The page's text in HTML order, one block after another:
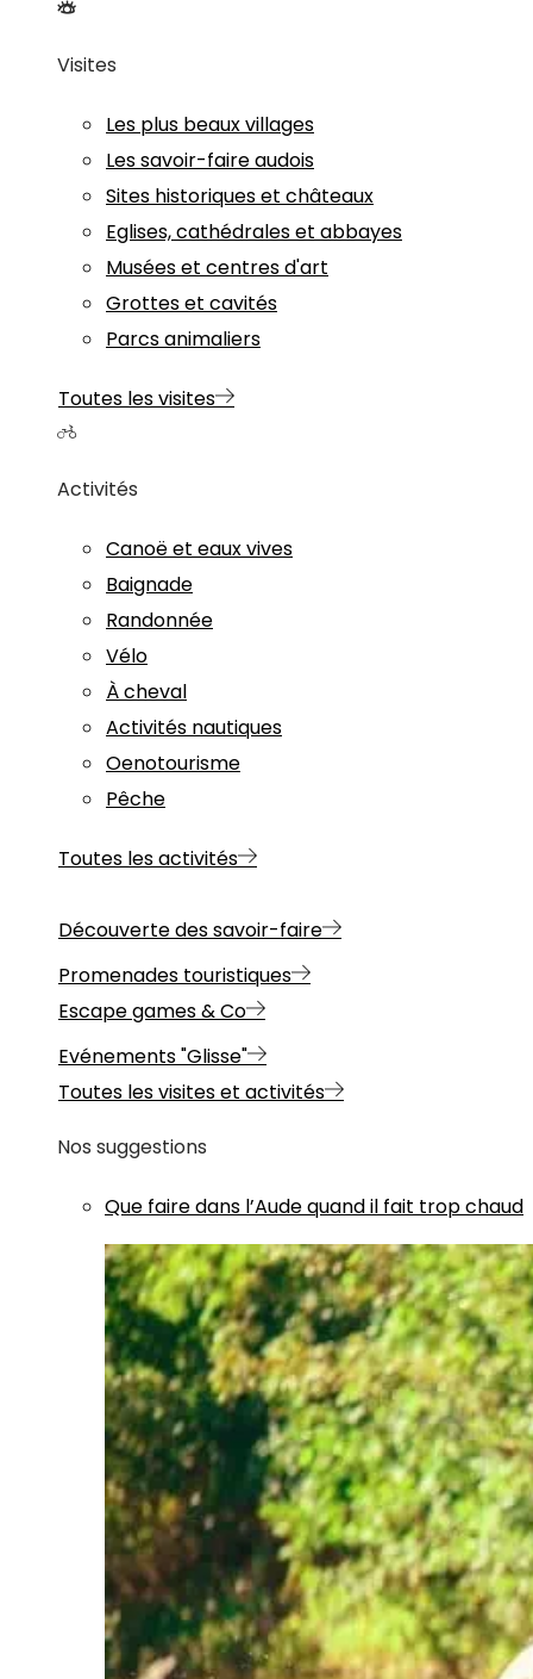
Visites
Les plus beaux villages
Les savoir-faire audois
Sites historiques et châteaux
Eglises, cathédrales et abbayes
Musées et centres d'art
Grottes et cavités
Parcs animaliers
Toutes les visites
Activités
Canoë et eaux vives
Baignade
Randonnée
Vélo
À cheval
Activités nautiques
Oenotourisme
Pêche
Toutes les activités
Découverte des savoir-faire
Promenades touristiques
Escape games & Co
Evénements "Glisse"
Toutes les visites et activités
Nos suggestions
Que faire dans l’Aude quand il fait trop chaud